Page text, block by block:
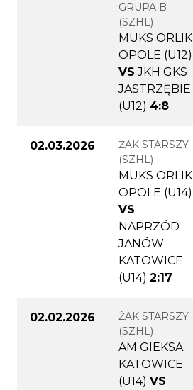
GRUPA B
(SZHL)
MUKS ORLIK
OPOLE (U12)
VS JKH GKS
JASTRZĘBIE
(U12) 4:8
02.03.2026
ŻAK STARSZY
(SZHL)
MUKS ORLIK
OPOLE (U14)
VS
NAPRZÓD
JANÓW
KATOWICE
(U14) 2:17
02.02.2026
ŻAK STARSZY
(SZHL)
AM GIEKSA
KATOWICE
(U14) VS